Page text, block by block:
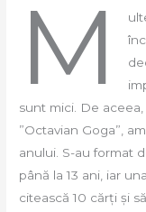
M
sunt mici. De
”Octavian Goga”,
anului. S-au format
până la 13 ani, iar
citească 10 cărți și